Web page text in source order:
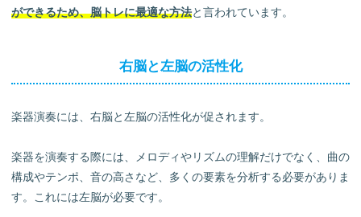
ピアノ
脳にいい効果のある楽器ランキング
2位：ヴァイオリン
4位：ギター
5位：サックス
6位：オーボエ
ができるため、脳トレに最適な方法と言われています。
右脳と左脳の活性化
楽器演奏には、右脳と左脳の活性化が促されます。
楽器を演奏する際には、メロディやリズムの理解だけでなく、曲の
構成やテンポ、音の高さなど、多くの要素を分析する必要がありま
す。これには左脳が必要です。